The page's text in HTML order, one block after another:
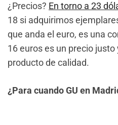
¿Precios? En torno a 23
18 si adquirimos
que anda el euro, es una
16 euros es un precio
producto de calidad.
¿Para cuando GU en